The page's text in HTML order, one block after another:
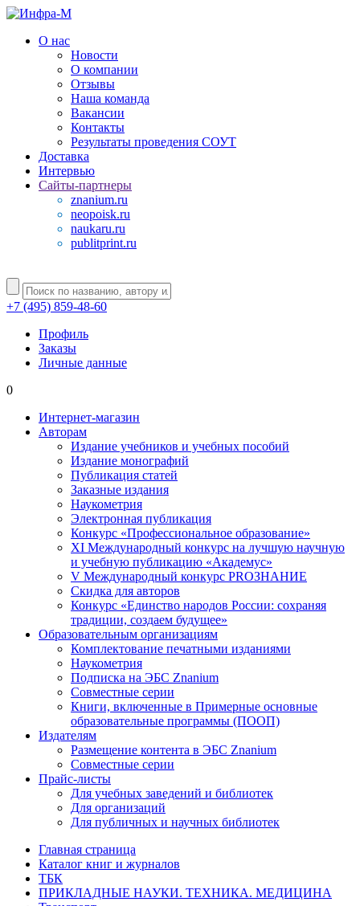
О нас
Новости
О компании
Отзывы
Наша команда
Вакансии
Контакты
Результаты проведения СОУТ
Доставка
Интервью
Сайты-партнеры
znanium.ru
neopoisk.ru
naukaru.ru
publitprint.ru
+7 (495) 859-48-60
Профиль
Заказы
Личные данные
0
Интернет-магазин
Авторам
Издание учебников и учебных пособий
Издание монографий
Публикация статей
Заказные издания
Наукометрия
Электронная публикация
Конкурс «Профессиональное образование»
XI Международный конкурс на лучшую научную
и учебную публикацию «Академус»
V Международный конкурс PROЗНАНИЕ
Скидка для авторов
Конкурс «Единство народов России: сохраняя
традиции, создаем будущее»
Образовательным организациям
Комплектование печатными изданиями
Наукометрия
Подписка на ЭБС Znanium
Совместные серии
Книги, включенные в Примерные основные
образовательные программы (ПООП)
Издателям
Размещение контента в ЭБС Znanium
Совместные серии
Прайс-листы
Для учебных заведений и библиотек
Для организаций
Для публичных и научных библиотек
Главная страница
Каталог книг и журналов
ТБК
ПРИКЛАДНЫЕ НАУКИ. ТЕХНИКА. МЕДИЦИНА